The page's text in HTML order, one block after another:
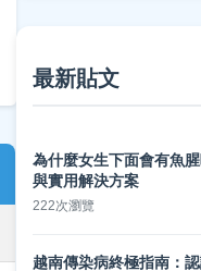
最新貼文
為什麼女生下面會有魚
與實用解決方案
222次瀏覽
越南傳染病終極指南：